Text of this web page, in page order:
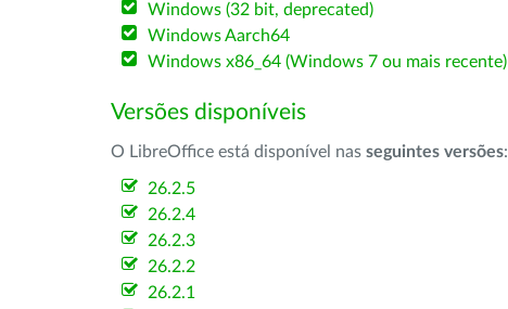
Windows (32 bit, deprecated)
Windows Aarch64
Windows x86_64 (Windows 7 ou mais recente)
Versões disponíveis
O LibreOffice está disponível nas seguintes versões:
26.2.5
26.2.4
26.2.3
26.2.2
26.2.1